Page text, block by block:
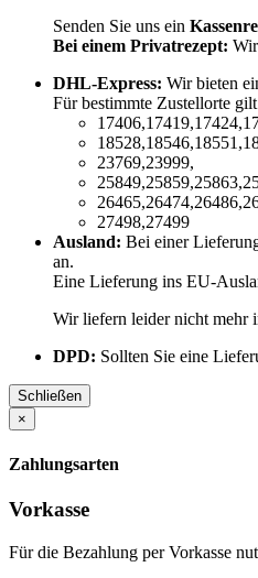
Senden Sie uns ein
Bei einem Privatrezept:
DHL-Express: Wir bieten
Für bestimmte Zustellorte
23769,23999,
27498,27499
Ausland: Bei einer
an.
Eine Lieferung ins EU-
Wir liefern leider nicht mehr
DPD: Sollten Sie eine
Schließen
×
Zahlungsarten
Vorkasse
Für die Bezahlung per Vorkasse